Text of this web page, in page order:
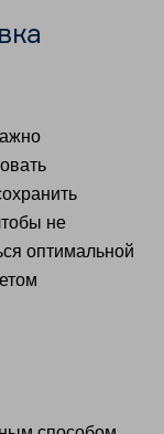
не
оптимальной